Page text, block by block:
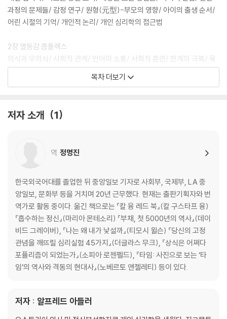
과정의 문제들/ 감정 연구/ 원형(元型)-부모의 영향/ 아이의 출생 순서/
어린 시절의 기억/ 개인적 논리/ 개인 심리학의 접근법
2장 열등감 콤플렉스
의식과 무의식/ 사회적 관계/ 언어와 소통/ 사회적 훈련/ 한계의 극복/ 육
체와 정신/ 열등감
스/ 허풍과 자신감/ 건전한 열등감
정상적인 생활양식/ 사회적 적응이 제대로 안 된 생활양식/ 진단의 방법
들/ 사회적 감각의 개발/ 우울증과 공포의 극복
5장 어린 시절의 기억들
원형의 발견/ 기억의 종류/ 가족의 죽음/ 응석받이의 기억/ 특별한 기억
들/ 예언적인 분석
6장 태도와 동작
신체언어/ 정신자세/ 개인적 특성의 발달/ 운명의 주인/ 부러움과 질투/
남성성 추구
꿈들의 삶/ 꿈의 목적/ 꿈의 논리/ 해석의 방법/ 꿈을 꾸지 않는 사람/ 수면
과 최면
목차 더보기
저자 소개 1
역 정명진
한국외국어대를 졸업한 뒤 중앙일보 기자로 사회부, 국제부, LA 중
앙일보, 문화부 등을 거치며 20년 근무했다. 현재는 출판기획자와 번
역가로 활동 중이다. 옮긴 책으로는 『칼 융 레드 북』(칼 구스타프 융)
『흡수하는 정신』(마리아 몬테소리) 『부채, 첫 5000년의 역사』(데이
비드 그레이버), 『나는 왜 내가 낯설까』(티모시 윌슨) 『당신의 고정
관념을 깨뜨릴 심리실험 45가지』(더글라스 무크), 『상식은 어쩌다
포퓰리즘이 되었는가』(소피아 로젠펠드), 『타임: 사진으로 보는 ‘타
임’의 역사와 격동의 현대사』(노베르토 앤젤레티) 등이 있다.
저자 : 알프레드 아들러